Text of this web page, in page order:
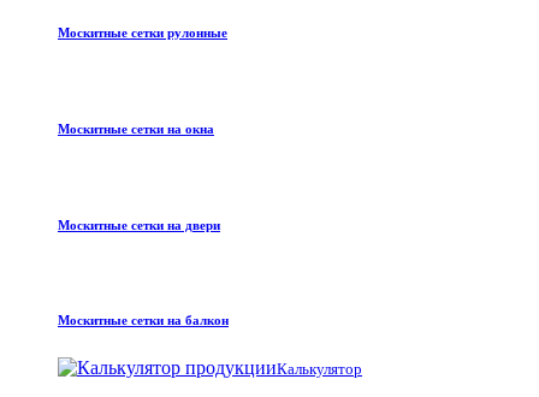
Москитные сетки рулонные
Москитные сетки на окна
Москитные сетки на двери
Москитные сетки на балкон
Калькулятор